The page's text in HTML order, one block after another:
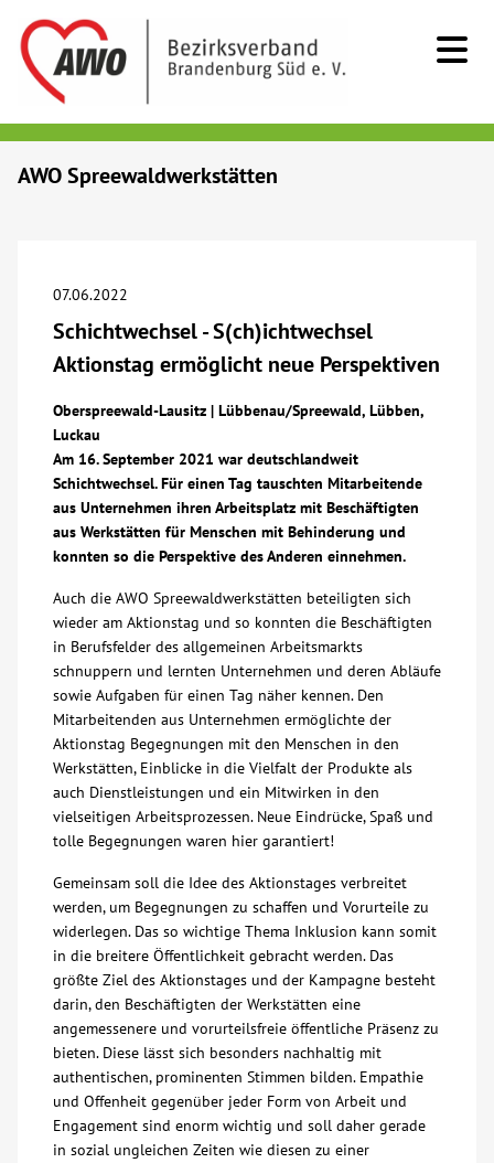
Beratung & Hilfe
Begegnung
Bildung
Über uns
Veranstaltungen
Spenden
Mitmachen
Karriere
Ausbildung
Glossar
Suche
Kontakt
AWO BB Süd
AWO Spreewaldwerkstätten
07.06.2022
Schichtwechsel - S(ch)ichtwechsel
Aktionstag ermöglicht neue Perspektiven
Oberspreewald-Lausitz | Lübbenau/Spreewald, Lübben,
Luckau
Am 16. September 2021 war deutschlandweit
Schichtwechsel. Für einen Tag tauschten Mitarbeitende
aus Unternehmen ihren Arbeitsplatz mit Beschäftigten
aus Werkstätten für Menschen mit Behinderung und
konnten so die Perspektive des Anderen einnehmen.
Auch die AWO Spreewaldwerkstätten beteiligten sich
wieder am Aktionstag und so konnten die Beschäftigten
in Berufsfelder des allgemeinen Arbeitsmarkts
schnuppern und lernten Unternehmen und deren Abläufe
sowie Aufgaben für einen Tag näher kennen. Den
Mitarbeitenden aus Unternehmen ermöglichte der
Aktionstag Begegnungen mit den Menschen in den
Werkstätten, Einblicke in die Vielfalt der Produkte als
auch Dienstleistungen und ein Mitwirken in den
vielseitigen Arbeitsprozessen. Neue Eindrücke, Spaß und
tolle Begegnungen waren hier garantiert!
Gemeinsam soll die Idee des Aktionstages verbreitet
werden, um Begegnungen zu schaffen und Vorurteile zu
widerlegen. Das so wichtige Thema Inklusion kann somit
in die breitere Öffentlichkeit gebracht werden. Das
größte Ziel des Aktionstages und der Kampagne besteht
darin, den Beschäftigten der Werkstätten eine
angemessenere und vorurteilsfreie öffentliche Präsenz zu
bieten. Diese lässt sich besonders nachhaltig mit
authentischen, prominenten Stimmen bilden. Empathie
und Offenheit gegenüber jeder Form von Arbeit und
Engagement sind enorm wichtig und soll daher gerade
in sozial ungleichen Zeiten wie diesen zu einer